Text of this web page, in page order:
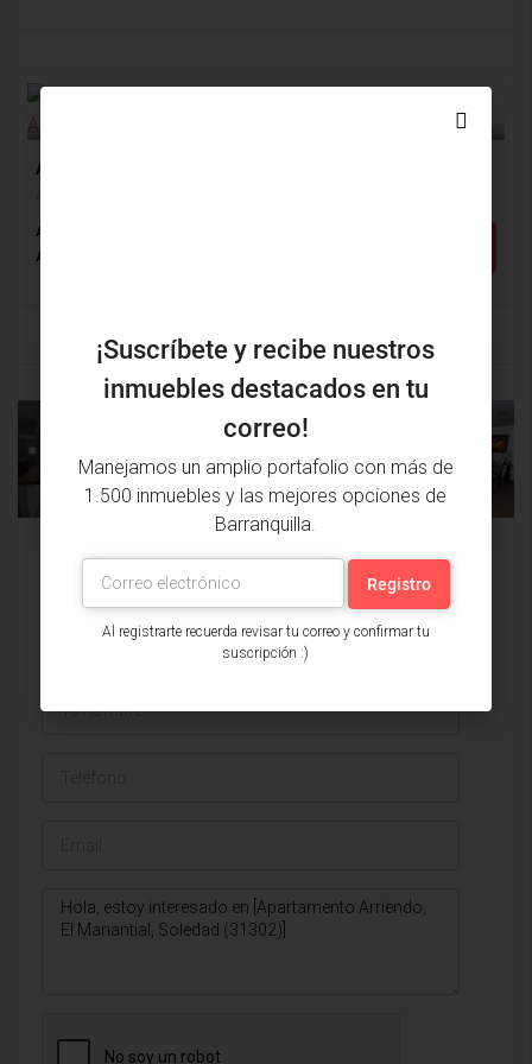
Alcobas: 3
Apartamento
ANTERIOR
PROPIEDAD
Issa Saieh Inmobiliaria
Ver listados
¡Suscríbete y recibe nuestros
inmuebles destacados en tu
correo!
Manejamos un amplio portafolio con más de
1.500 inmuebles y las mejores opciones de
Barranquilla.
Al registrarte recuerda revisar tu correo y confirmar tu
suscripción :)